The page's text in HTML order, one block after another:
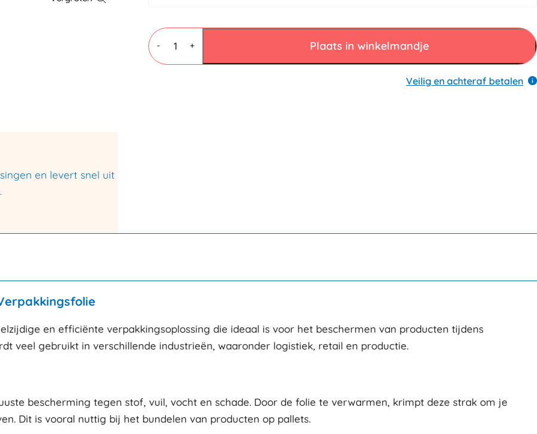
en levert snel uit
-
LDPE
krimpfolie
500mmx840mtr
50my
+ Plaats in winkelmandje
Veilig en achteraf betalen
en efficiënte verpakkingsoplossing die ideaal is voor het beschermen van producten tijdens
veel gebruikt in verschillende industrieën, waaronder logistiek, retail en productie.
bescherming tegen stof, vuil, vocht en schade. Door de folie te verwarmen, krimpt deze strak om je
Dit is vooral nuttig bij het bundelen van producten op pallets.